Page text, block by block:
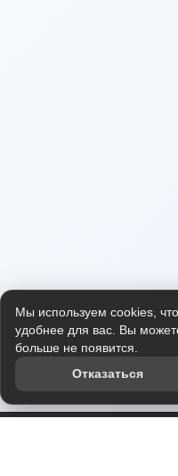
Мы используем cookies,
удобнее для вас. Вы
больше не появится.
Отказаться